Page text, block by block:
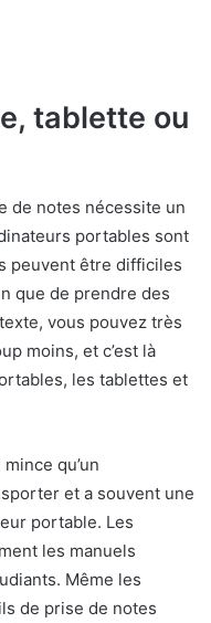
tablette ou
de notes nécessite un
portables sont
peuvent être difficiles
que de prendre des
vous pouvez très
moins, et c’est là
les tablettes et
qu’un
et a souvent une
portable. Les
les manuels
Même les
de prise de notes